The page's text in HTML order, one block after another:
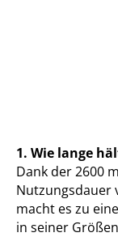
1. Wie lange
Dank der 2600
Nutzungsdauer
macht es zu
in seiner